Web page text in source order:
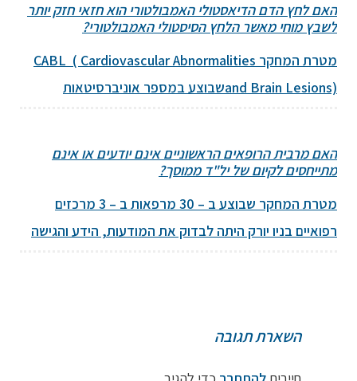
בטיפול באטורבסטטין או בפלצבו, בממוצע לחץ הדם,
←
האם לחץ הדם הדיאסטולי האמבולטורי הוא חזאי חזק יותר
לשבץ מוחי מאשר הלחץ הסיסטולי האמבולטורי?
מטרת המחקר CABL ( Cardiovascular Abnormalities
and Brain Lesions)שבוצע במספר אוניברסיטאות
פרוספקטיבית מבוססת-קהילה שכללה חולים שרובם
מבוגרים יותר... להמשך קריאה
האם מרבית הרופאים הראשוניים אינם יודעים או אינם
מתייחסים לקיום של יל"ד ממוסך?
מטרת המחקר שבוצע ב – 30 מרפאות ב – 3 מרכזים
רפואיים בניו יורק היתה לבדוק את המודעות, הידע והגישה
השארת תגובה